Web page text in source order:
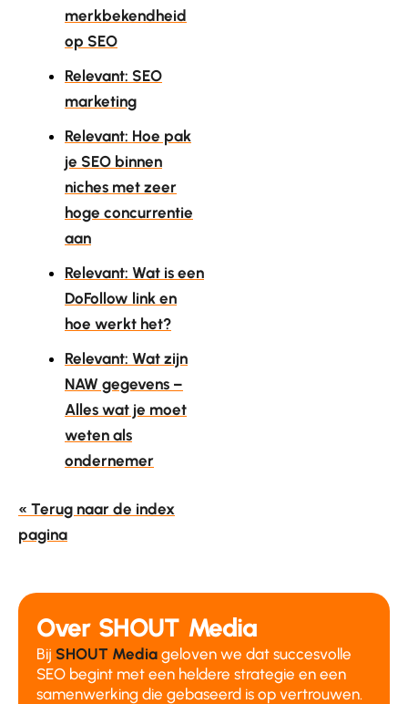
merkbekendheid
op SEO
Relevant: SEO
marketing
Relevant: Hoe pak
je SEO binnen
niches met zeer
hoge concurrentie
aan
Relevant: Wat is een
DoFollow link en
hoe werkt het?
Relevant: Wat zijn
NAW gegevens –
Alles wat je moet
weten als
ondernemer
« Terug naar de index
pagina
Over SHOUT Media
Bij SHOUT Media geloven we dat succesvolle
SEO begint met een heldere strategie en een
samenwerking die gebaseerd is op vertrouwen.